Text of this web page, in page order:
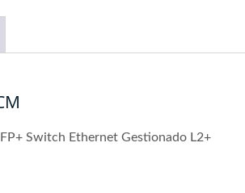
Switch Ethernet Gestionado L2+